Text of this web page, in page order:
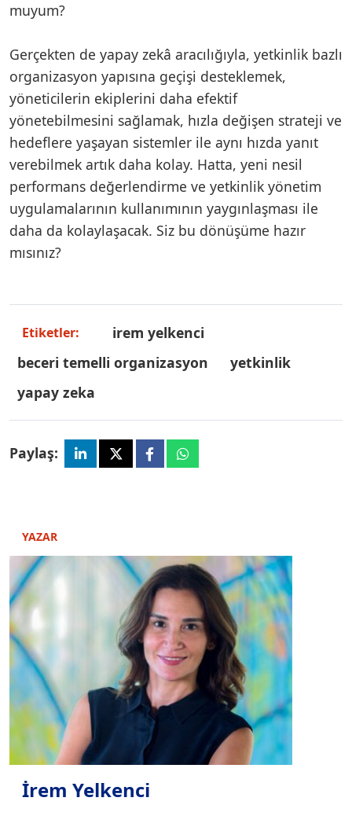
muyum?
Gerçekten de yapay zekâ aracılığıyla, yetkinlik bazlı
organizasyon yapısına geçişi desteklemek,
yöneticilerin ekiplerini daha efektif
yönetebilmesini sağlamak, hızla değişen strateji ve
hedeflere yaşayan sistemler ile aynı hızda yanıt
verebilmek artık daha kolay. Hatta, yeni nesil
performans değerlendirme ve yetkinlik yönetim
uygulamalarının kullanımının yaygınlaşması ile
daha da kolaylaşacak. Siz bu dönüşüme hazır
mısınız?
Etiketler:
i̇rem yelkenci
beceri temelli organizasyon
yetkinlik
yapay zeka
Paylaş:
YAZAR
İrem Yelkenci